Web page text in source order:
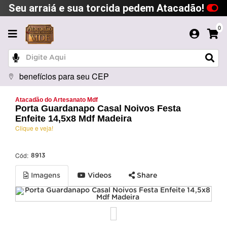
Seu arraiá e sua torcida pedem Atacadão!
0
benefícios para seu CEP
Atacadão do Artesanato Mdf
Porta Guardanapo Casal Noivos Festa
Enfeite 14,5x8 Mdf Madeira
Clique e veja!
Cód: 8913
Imagens Videos Share